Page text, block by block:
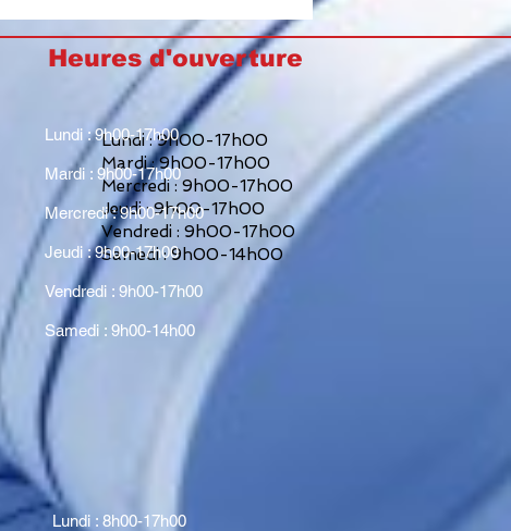
Heures d'ouverture
Lundi : 9h00-17h00
Mardi : 9h00-17h00
Mercredi : 9h00-17h00
Jeudi : 9h00-17h00
Vendredi : 9h00-17h00
Samedi : 9h00-14h00
Lundi : 9h00-17h00
Mardi : 9h00-17h00
Mercredi : 9h00-17h00
Jeudi : 9h00-17h00
Vendredi : 9h00-17h00
Samedi : 9h00-14h00
Lundi : 8h00-17h00